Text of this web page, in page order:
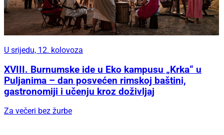
U srijedu, 12. kolovoza
XVIII. Burnumske ide u Eko kampusu „Krka“ u
Puljanima – dan posvećen rimskoj baštini,
gastronomiji i učenju kroz doživljaj
Za večeri bez žurbe